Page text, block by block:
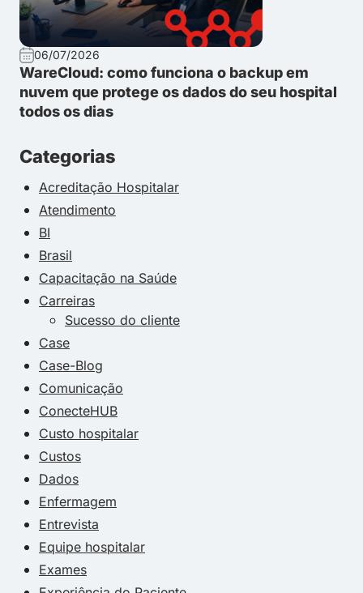
06/07/2026
WareCloud: como funciona o backup em
nuvem que protege os dados do seu hospital
todos os dias
Categorias
Acreditação Hospitalar
Atendimento
BI
Brasil
Capacitação na Saúde
Carreiras
Sucesso do cliente
Case
Case-Blog
Comunicação
ConecteHUB
Custo hospitalar
Custos
Dados
Enfermagem
Entrevista
Equipe hospitalar
Exames